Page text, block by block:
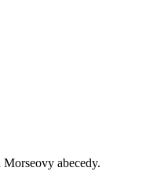
abecedy.